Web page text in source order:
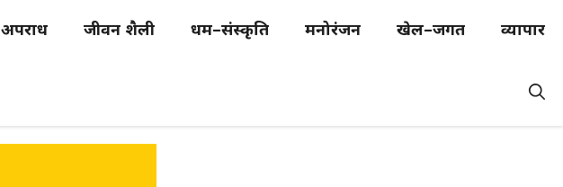
अपराध जीवन शैली धर्म–संस्कृति मनोरंजन खेल–जगत व्यापार